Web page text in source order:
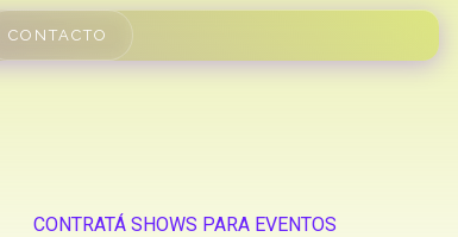
CONTACTO
CONTRATÁ SHOWS PARA EVENTOS